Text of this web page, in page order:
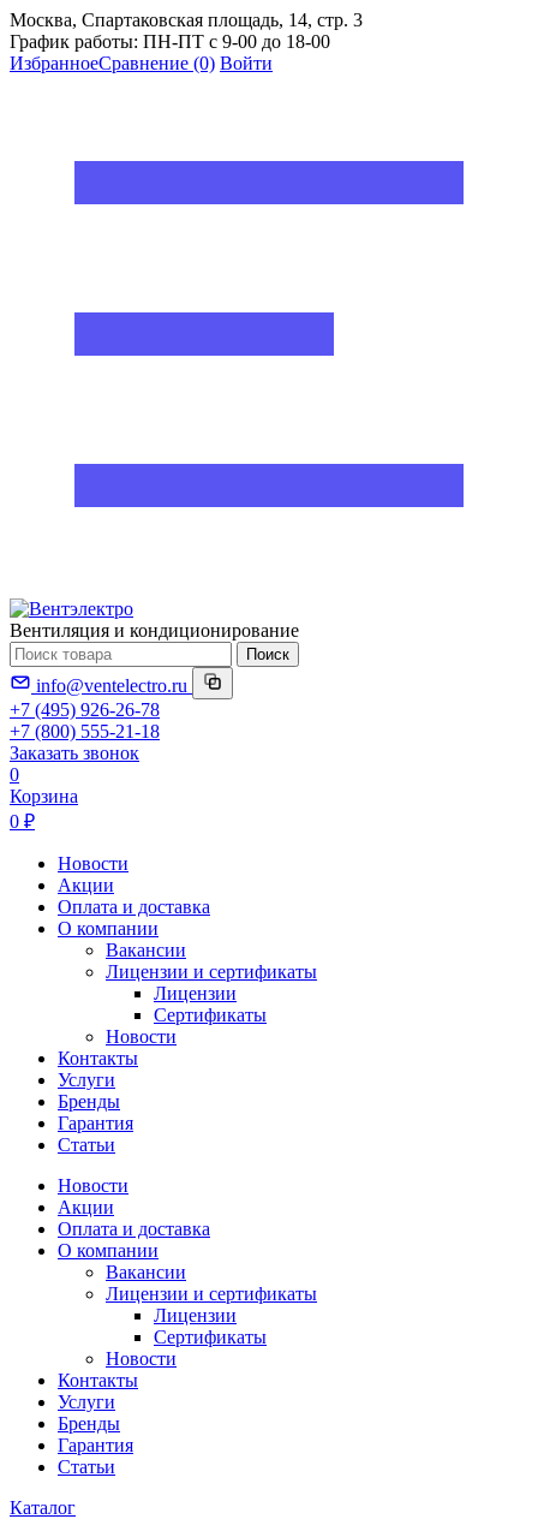
Москва, Спартаковская площадь, 14, стр. 3
График работы: ПН-ПТ с 9-00 до 18-00
ИзбранноеСравнение (0) Войти
Вентиляция и кондиционирование
Поиск
info@ventelectro.ru
+7 (495) 926-26-78
+7 (800) 555-21-18
Заказать звонок
0
Корзина
0 ₽
Новости
Акции
Оплата и доставка
О компании
Вакансии
Лицензии и сертификаты
Лицензии
Сертификаты
Новости
Контакты
Услуги
Бренды
Гарантия
Статьи
Новости
Акции
Оплата и доставка
О компании
Вакансии
Лицензии и сертификаты
Лицензии
Сертификаты
Новости
Контакты
Услуги
Бренды
Гарантия
Статьи
Каталог